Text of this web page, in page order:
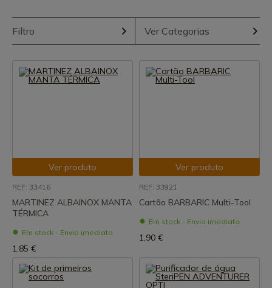
Filtro Ver Categorias
Ver produto
REF: 33416
MARTINEZ ALBAINOX MANTA
TÉRMICA
Em stock - Envio imediato
1,85 €
Ver produto
REF: 33921
Cartão BARBARIC Multi-Tool
Em stock - Envio imediato
1,90 €